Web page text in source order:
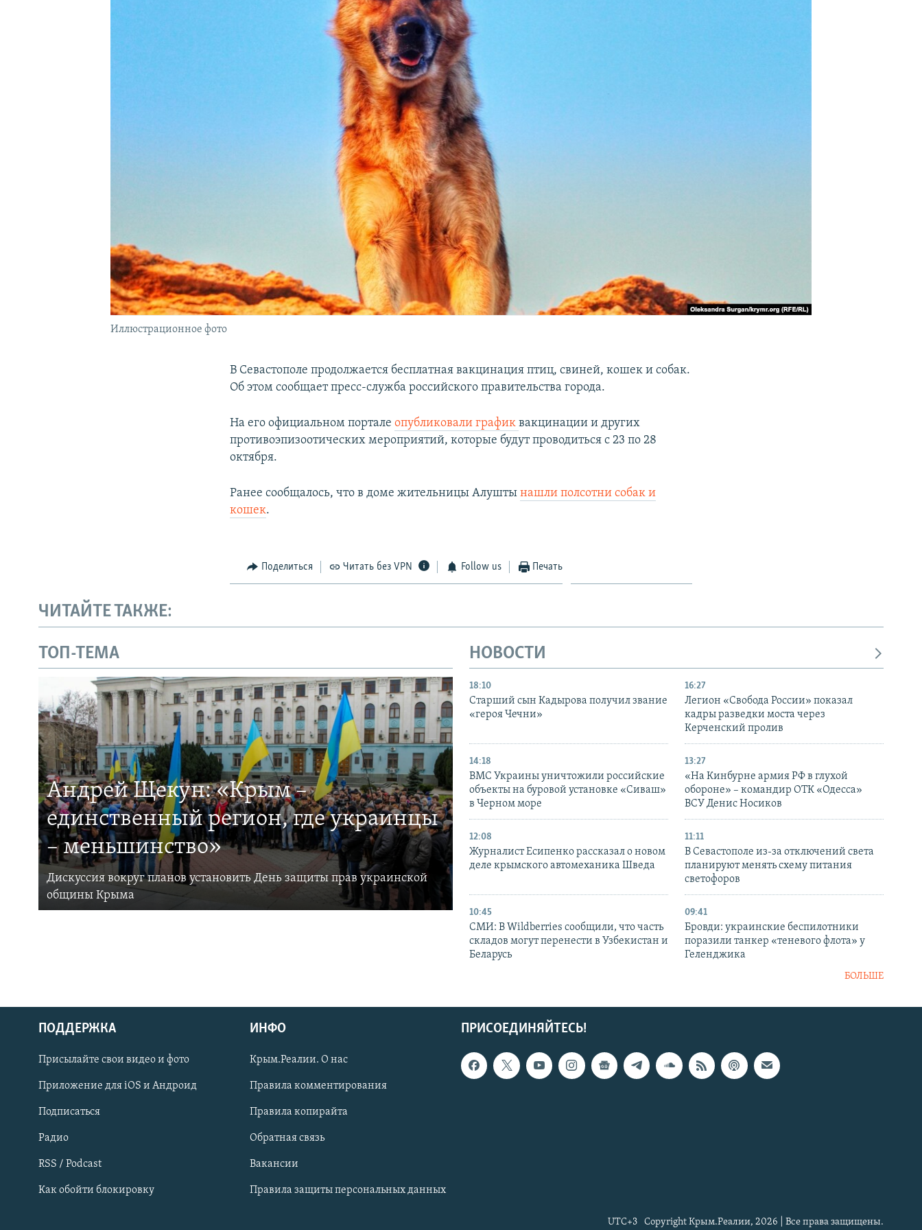
Українською
Qırımtatar
ПРИСОЕДИНЯЙТЕСЬ!
Иллюстрационное фото
В Севастополе продолжается бесплатная вакцинация птиц, свиней, кошек и собак.
Об этом сообщает пресс-служба российского правительства города.
На его официальном порталеопубликовали графиквакцинации и других
противоэпизоотических мероприятий, которые будут проводиться с 23 по 28
октября.
Ранее сообщалось, что в доме жительницы Алуштынашли полсотни собак и
кошек.
Поделиться Читать без VPN Follow us Печать
ЧИТАЙТЕ ТАКЖЕ:
ТОП-ТЕМА
Андрей Щекун: «Крым –
единственный регион, где украинцы
– меньшинство»
Дискуссия вокруг планов установить День защиты прав украинской
общины Крыма
НОВОСТИ
18:10
Старший сын Кадырова получил звание
«героя Чечни»
16:27
Легион «Свобода России» показал
кадры разведки моста через
Керченский пролив
14:18
ВМС Украины уничтожили российские
объекты на буровой установке «Сиваш»
в Черном море
13:27
«На Кинбурне армия РФ в глухой
обороне» – командир ОТК «Одесса»
ВСУ Денис Носиков
12:08
Журналист Есипенко рассказал о новом
деле крымского автомеханика Шведа
11:11
В Севастополе из-за отключений света
планируют менять схему питания
светофоров
10:45
СМИ: В Wildberries сообщили, что часть
складов могут перенести в Узбекистан и
Беларусь
09:41
Бровди: украинские беспилотники
поразили танкер «теневого флота» у
Геленджика
БОЛЬШЕ
ПРИСОЕДИНЯЙТЕСЬ!
ПОДДЕРЖКА
Присылайте свои видео и фото
Приложение для iOS и Андроид
Подписаться
Радио
RSS / Podcast
Как обойти блокировку
ИНФО
Крым.Реалии. О нас
Правила комментирования
Правила копирайта
Обратная связь
Вакансии
Правила защиты персональных данных
Copyright Крым.Реалии, 2026 | Все права защищены.
UTC+3